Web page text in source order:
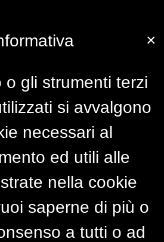
×
o gli strumenti terzi
si avvalgono
necessari al
ed utili alle
nella cookie
saperne di più o
a tutti o ad